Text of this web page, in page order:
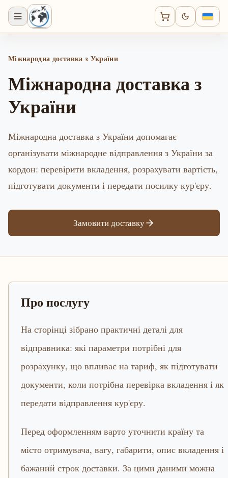
Міжнародна доставка з України
Міжнародна доставка з
України
Міжнародна доставка з України допомагає
організувати міжнародне відправлення з України за
кордон: перевірити вкладення, розрахувати вартість,
підготувати документи і передати посилку кур'єру.
Замовити доставку
Про послугу
На сторінці зібрано практичні деталі для
відправника: які параметри потрібні для
розрахунку, що впливає на тариф, як підготувати
документи, коли потрібна перевірка вкладення і як
передати відправлення кур'єру.
Перед оформленням варто уточнити країну та
місто отримувача, вагу, габарити, опис вкладення і
бажаний строк доставки. За цими даними можна